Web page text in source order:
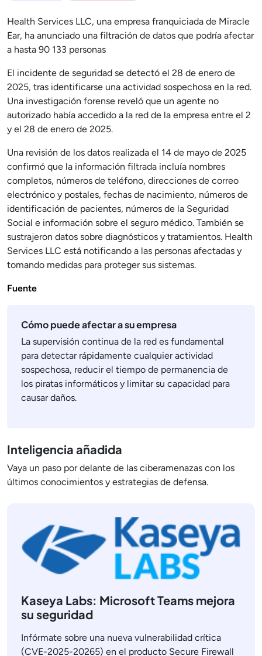
Health Services LLC, una empresa franquiciada de Miracle
Ear, ha anunciado una filtración de datos que podría afectar
a hasta 90 133 personas
El incidente de seguridad se detectó el 28 de enero de
2025, tras identificarse una actividad sospechosa en la red.
Una investigación forense reveló que un agente no
autorizado había accedido a la red de la empresa entre el 2
y el 28 de enero de 2025.
Una revisión de los datos realizada el 14 de mayo de 2025
confirmó que la información filtrada incluía nombres
completos, números de teléfono, direcciones de correo
electrónico y postales, fechas de nacimiento, números de
identificación de pacientes, números de la Seguridad
Social e información sobre el seguro médico. También se
sustrajeron datos sobre diagnósticos y tratamientos. Health
Services LLC está notificando a las personas afectadas y
tomando medidas para proteger sus sistemas.
Fuente
Cómo puede afectar a su empresa
La supervisión continua de la red es fundamental
para detectar rápidamente cualquier actividad
sospechosa, reducir el tiempo de permanencia de
los piratas informáticos y limitar su capacidad para
causar daños.
Inteligencia añadida
Vaya un paso por delante de las ciberamenazas con los
últimos conocimientos y estrategias de defensa.
Kaseya Labs: Microsoft Teams mejora
su seguridad
Infórmate sobre una nueva vulnerabilidad crítica
(CVE-2025-20265) en el producto Secure Firewall